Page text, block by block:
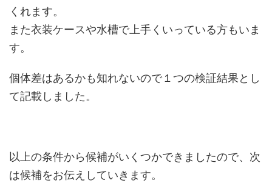
くれます。
また衣装ケースや水槽で上手くいっている方もいま
す。
個体差はあるかも知れないので１つの検証結果とし
て記載しました。
以上の条件から候補がいくつかできましたので、次
は候補をお伝えしていきます。